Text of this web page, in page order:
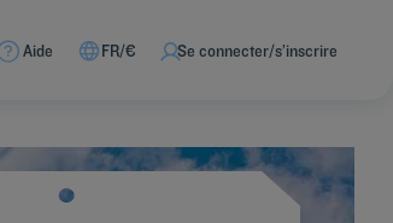
Aide FR/€ Se connecter/s’inscrire